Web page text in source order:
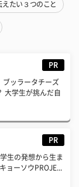
たい３つのこと
PR
ブッラータチーズ
大学生が挑んだ自
PR
生の発想から生ま
ーソウPROJE...